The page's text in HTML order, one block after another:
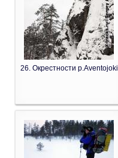
26. Окрестности р.Aventojoki